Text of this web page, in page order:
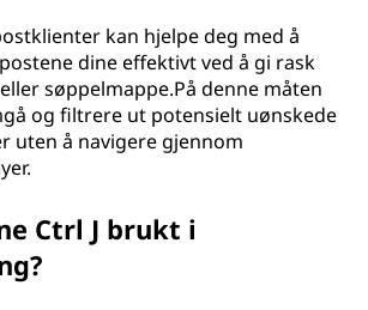
kan hjelpe deg med å
dine effektivt ved å gi rask
søppelmappe.På denne måten
og filtrere ut potensielt uønskede
uten å navigere gjennom
Ctrl J brukt i